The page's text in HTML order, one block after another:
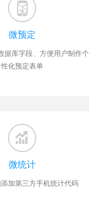
微预定
据库字段、方便用户制作个
性化预定表单
微统计
加第三方手机统计代码